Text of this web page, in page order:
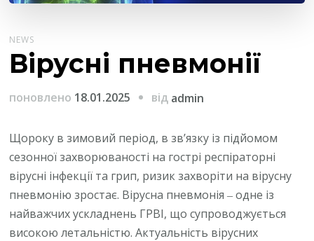
NEWS
Вірусні пневмонії
поновлено 18.01.2025 від admin
Щороку в зимовий період, в зв’язку із підйомом
сезонної захворюваності на гострі респіраторні
вірусні інфекції та грип, ризик захворіти на вірусну
пневмонію зростає. Вірусна пневмонія ‒ одне із
найважчих ускладнень ГРВІ, що супроводжується
високою летальністю. Актуальність вірусних